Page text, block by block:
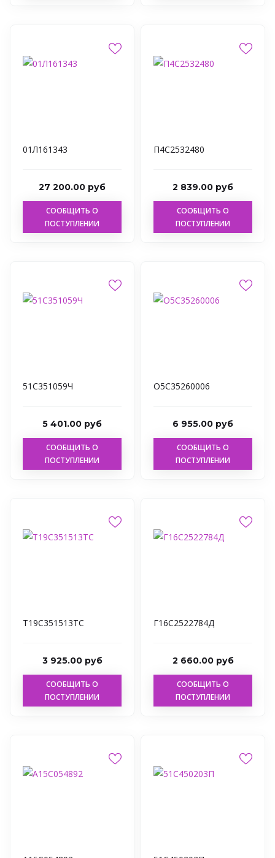
01Л161343
27 200.00 руб
СООБЩИТЬ О
ПОСТУПЛЕНИИ
П4С2532480
2 839.00 руб
СООБЩИТЬ О
ПОСТУПЛЕНИИ
51С351059Ч
5 401.00 руб
СООБЩИТЬ О
ПОСТУПЛЕНИИ
О5С35260006
6 955.00 руб
СООБЩИТЬ О
ПОСТУПЛЕНИИ
Т19С351513ТС
3 925.00 руб
СООБЩИТЬ О
ПОСТУПЛЕНИИ
Г16С2522784Д
2 660.00 руб
СООБЩИТЬ О
ПОСТУПЛЕНИИ